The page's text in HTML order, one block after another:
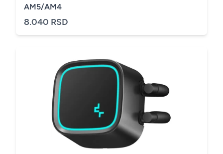
AM5/AM4
8.040 RSD